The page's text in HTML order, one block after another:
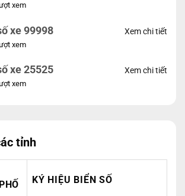
xem
xe 99998
xem
Xem chi tiết
xe 25525
xem
Xem chi tiết
tỉnh
KÝ HIỆU BIỂN SỐ